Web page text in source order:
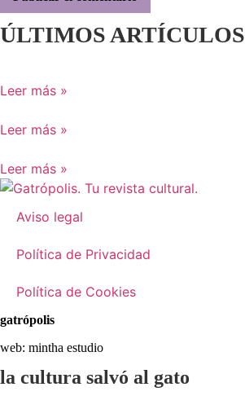
ÚLTIMOS ARTÍCULOS
Leer más »
Leer más »
Leer más »
Aviso legal
Política de Privacidad
Política de Cookies
gatrópolis
web: mintha estudio
la cultura salvó al gato